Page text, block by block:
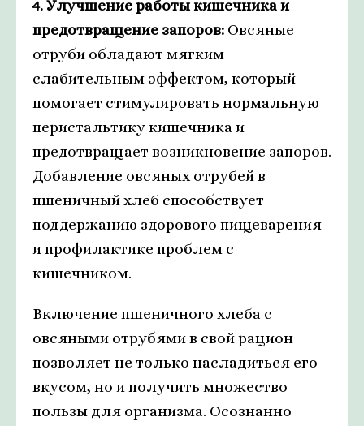
4. Улучшение работы кишечника и
предотвращение запоров: Овсяные
отруби обладают мягким
слабительным эффектом, который
помогает стимулировать нормальную
перистальтику кишечника и
предотвращает возникновение запоров.
Добавление овсяных отрубей в
пшеничный хлеб способствует
поддержанию здорового пищеварения
и профилактике проблем с
кишечником.
Включение пшеничного хлеба с
овсяными отрубями в свой рацион
позволяет не только насладиться его
вкусом, но и получить множество
пользы для организма. Осознанно